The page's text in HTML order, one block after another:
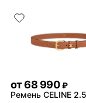
от68 990 ₽
Ремень CELINE